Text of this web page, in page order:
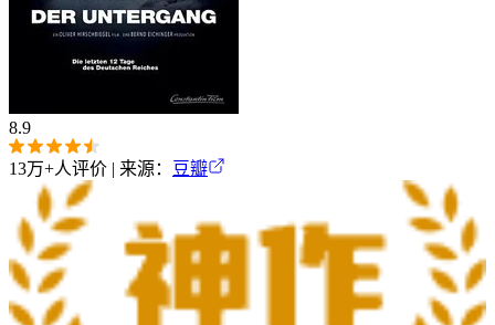
8.9
13万+人评价 | 来源： 豆瓣